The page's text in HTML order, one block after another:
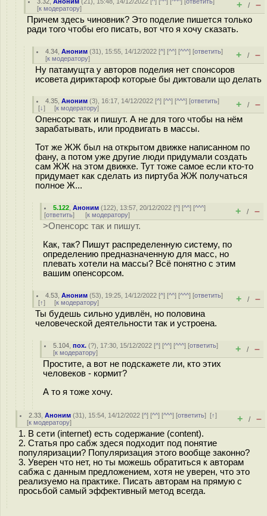
[к модератору] + / –
Причем здесь чиновник? Это поделие пишется только
ради того чтобы его писать, вот что я хочу сказать.
4.34 ,Аноним (31), 15:55, 14/12/2022 [^] [^^] [^^^] [ответить]
[к модератору] + / –
Ну патамущта у авторов поделия нет спонсоров
исовета дириктароф которые бы диктовали що делать
4.35 ,Аноним (3), 16:17, 14/12/2022 [^] [^^] [^^^] [ответить]
[↓] [к модератору] + / –
Опенсорс так и пишут. А не для того чтобы на нём
зарабатывать, или продвигать в массы.
Тот же ЖЖ был на открытом движке написанном по
фану, а потом уже другие люди придумали создать
сам ЖЖ на этом движке. Тут тоже самое если кто-то
придумает как сделать из пиртуба ЖЖ получаться
полное Ж...
5.122 ,Аноним (122), 13:57, 20/12/2022 [^] [^^] [^^^]
[ответить] [к модератору] + / –
>Опенсорс так и пишут.
Как, так? Пишут распределенную систему, по
определению предназначенную для масс, но
плевать хотели на массы? Всё понятно с этим
вашим опенсорсом.
4.53 ,Аноним (53), 19:25, 14/12/2022 [^] [^^] [^^^] [ответить]
[↑] [к модератору] + / –
Ты будешь сильно удивлён, но половина
человеческой деятельности так и устроена.
5.104 ,пох. (?), 17:30, 15/12/2022 [^] [^^] [^^^] [ответить]
[к модератору] + / –
Простите, а вот не подскажете ли, кто этих
человеков - кормит?
А то я тоже хочу.
2.33 ,Аноним (31), 15:54, 14/12/2022 [^] [^^] [^^^] [ответить][↑]
[к модератору] + / –
1. В сети (internet) есть содержание (content).
2. Статья про сабж здеся подходит под понятие
популяризации? Популяризация этого вообще законно?
3. Уверен что нет, но ты можешь обратиться к авторам
сабжа с данным предложением, хотя не уверен, что это
реализуемо на практике. Писать авторам на прямую с
просьбой самый эффективный метод всегда.